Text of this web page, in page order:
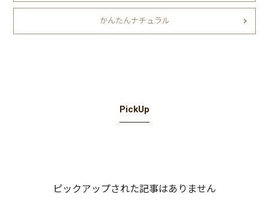
かんたんナチュラル
PickUp
ピックアップされた記事はありません